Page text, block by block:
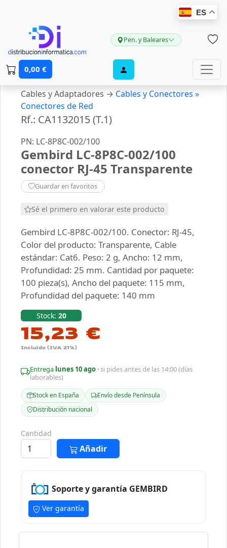
ES
Pen. y Baleares
0,00 €
Cables y Adaptadores → Cables y Conectores »
Conectores de Red
Rf.: CA1132015 (T.1)
PN: LC-8P8C-002/100
Gembird LC-8P8C-002/100
conector RJ-45 Transparente
Guardar en favoritos
Sé el primero en valorar este producto
Gembird LC-8P8C-002/100. Conector: RJ-45,
Color del producto: Transparente, Cable
estándar: Cat6. Peso: 2 g, Ancho: 12 mm,
Profundidad: 25 mm. Cantidad por paquete:
100 pieza(s), Ancho del paquete: 115 mm,
Profundidad del paquete: 140 mm
Stock: 20
15,23 €
Incluido (IVA 21%)
Entrega lunes 10 ago ·si pides antes de las 14:00 (días
laborables)
Stock en España
Envío desde Península
Distribución nacional
Cantidad
Añadir
Soporte y garantía GEMBIRD
Ver garantía